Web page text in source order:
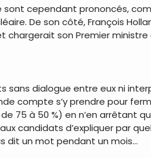
sont cependant prononcés,
De son côté, François
chargerait son Premier
sans dialogue entre eux ni
compte s’y prendre pour
75 à 50 %) en n’en arrêtant
candidats d’expliquer par
dit un mot pendant un mois…